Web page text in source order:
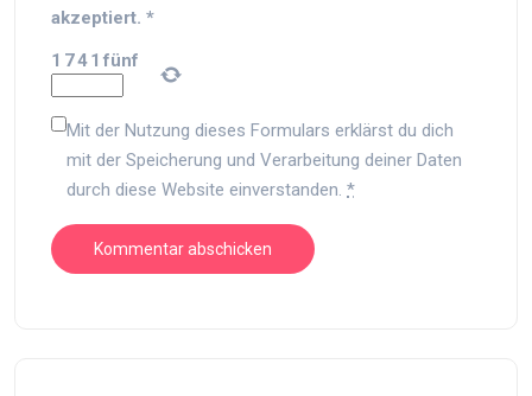
akzeptiert. *
1 741 fünf
Mit der Nutzung dieses Formulars erklärst du dich
mit der Speicherung und Verarbeitung deiner Daten
durch diese Website einverstanden. *